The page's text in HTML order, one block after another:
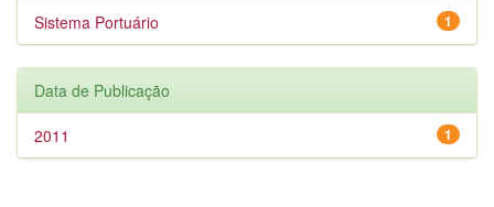
1
Sistema Portuário
Data de Publicação
1
2011